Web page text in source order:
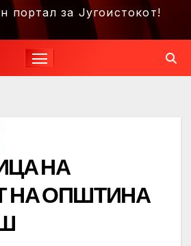
портал за Југоистокот!
НА
НА ОПШТИНА